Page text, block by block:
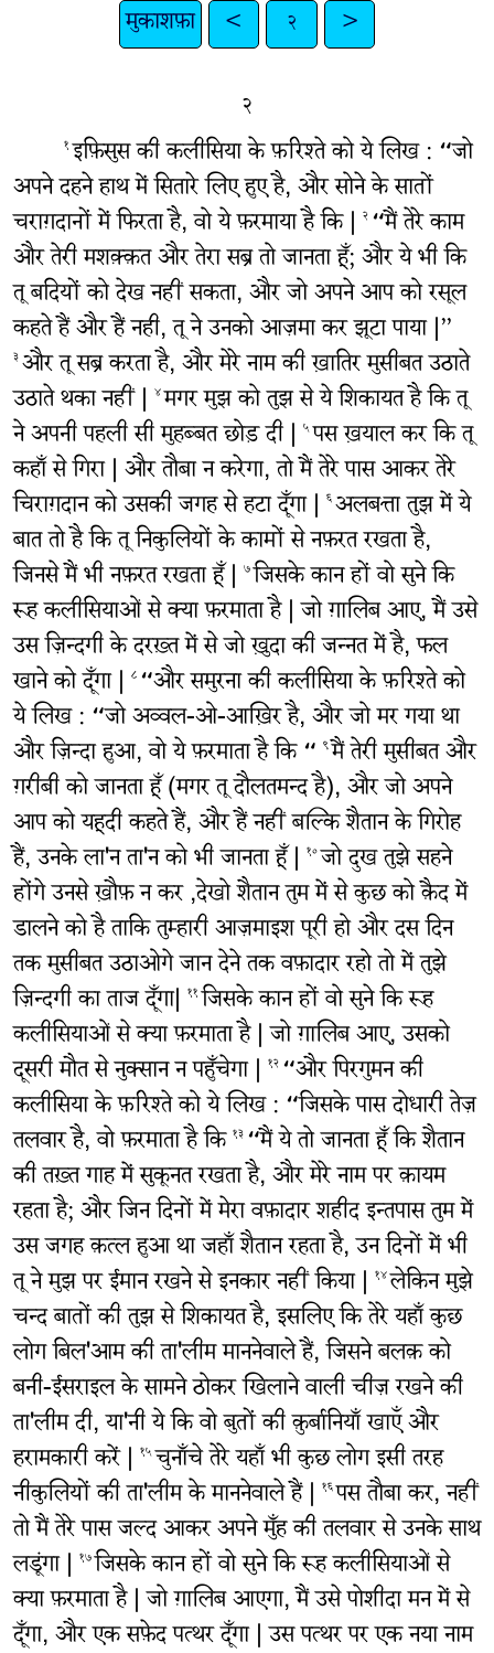
मुकाशफ़ा < २ >
२
१इफ़िसुस की कलीसिया के फ़रिश्ते को ये लिख : “जो
अपने दहने हाथ में सितारे लिए हुए है, और सोने के सातों
चराग़दानों में फिरता है, वो ये फ़रमाया है कि | २“मैं तेरे काम
और तेरी मशक़्क़त और तेरा सब्र तो जानता हूँ; और ये भी कि
तू बदियों को देख नहीं सकता, और जो अपने आप को रसूल
कहते हैं और हैं नही, तू ने उनको आज़मा कर झूटा पाया |”
३और तू सब्र करता है, और मेरे नाम की ख़ातिर मुसीबत उठाते
उठाते थका नहीं | ४मगर मुझ को तुझ से ये शिकायत है कि तू
ने अपनी पहली सी मुहब्बत छोड़ दी | ५पस ख़याल कर कि तू
कहाँ से गिरा | और तौबा न करेगा, तो मैं तेरे पास आकर तेरे
चिराग़दान को उसकी जगह से हटा दूँगा | ६अलबत्ता तुझ में ये
बात तो है कि तू निकुलियों के कामों से नफ़रत रखता है,
जिनसे मैं भी नफ़रत रखता हूँ | ७जिसके कान हों वो सुने कि
रूह कलीसियाओं से क्या फ़रमाता है | जो ग़ालिब आए, मैं उसे
उस ज़िन्दगी के दरख़्त में से जो ख़ुदा की जन्नत में है, फल
खाने को दूँगा | ८“और समुरना की कलीसिया के फ़रिश्ते को
ये लिख : “जो अव्वल-ओ-आख़िर है, और जो मर गया था
और ज़िन्दा हुआ, वो ये फ़रमाता है कि “ ९मैं तेरी मुसीबत और
ग़रीबी को जानता हूँ (मगर तू दौलतमन्द है), और जो अपने
आप को यहूदी कहते हैं, और हैं नहीं बल्कि शैतान के गिरोह
हैं, उनके ला'न ता'न को भी जानता हूँ | १०जो दुख तुझे सहने
होंगे उनसे ख़ौफ़ न कर ,देखो शैतान तुम में से कुछ को क़ैद में
डालने को है ताकि तुम्हारी आज़माइश पूरी हो और दस दिन
तक मुसीबत उठाओगे जान देने तक वफ़ादार रहो तो में तुझे
ज़िन्दगी का ताज दूँगा| ११जिसके कान हों वो सुने कि रूह
कलीसियाओं से क्या फ़रमाता है | जो ग़ालिब आए, उसको
दूसरी मौत से नुक्सान न पहुँचेगा | १२“और पिरगुमन की
कलीसिया के फ़रिश्ते को ये लिख : “जिसके पास दोधारी तेज़
तलवार है, वो फ़रमाता है कि १३“मैं ये तो जानता हूँ कि शैतान
की तख़्त गाह में सुकूनत रखता है, और मेरे नाम पर क़ायम
रहता है; और जिन दिनों में मेरा वफ़ादार शहीद इन्तपास तुम में
उस जगह क़त्ल हुआ था जहाँ शैतान रहता है, उन दिनों में भी
तू ने मुझ पर ईमान रखने से इनकार नहीं किया | १४लेकिन मुझे
चन्द बातों की तुझ से शिकायत है, इसलिए कि तेरे यहाँ कुछ
लोग बिल'आम की ता'लीम माननेवाले हैं, जिसने बलक़ को
बनी-ईसराइल के सामने ठोकर खिलाने वाली चीज़ रखने की
ता'लीम दी, या'नी ये कि वो बुतों की क़ुर्बानियाँ खाएँ और
हरामकारी करें | १५चुनाँचे तेरे यहाँ भी कुछ लोग इसी तरह
नीकुलियों की ता'लीम के माननेवाले हैं | १६पस तौबा कर, नहीं
तो मैं तेरे पास जल्द आकर अपने मुँह की तलवार से उनके साथ
लडूंगा | १७जिसके कान हों वो सुने कि रूह कलीसियाओं से
क्या फ़रमाता है | जो ग़ालिब आएगा, मैं उसे पोशीदा मन में से
दूँगा, और एक सफ़ेद पत्थर दूँगा | उस पत्थर पर एक नया नाम